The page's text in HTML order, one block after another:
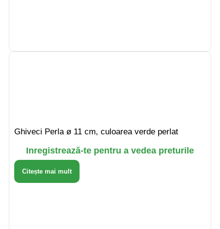
Ghiveci Perla ø 11 cm, culoarea verde perlat
Inregistrează-te pentru a vedea preturile
Citește mai mult